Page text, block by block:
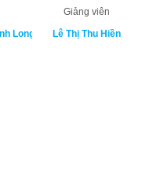
Long
Giảng viên
Lê Thị Thu Hiền